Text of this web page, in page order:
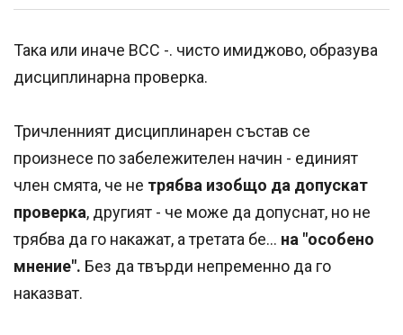
Така или иначе ВСС -. чисто имиджово, образува
дисциплинарна проверка.
Тричленният дисциплинарен състав се
произнесе по забележителен начин - единият
член смята, че не трябва изобщо да допускат
проверка, другият - че може да допуснат, но не
трябва да го накажат, а третата бе... на "особено
мнение". Без да твърди непременно да го
наказват.